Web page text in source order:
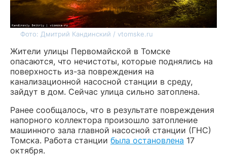
Фото: Дмитрий Кандинский / vtomske.ru
Жители улицы Первомайской в Томске
опасаются, что нечистоты, которые поднялись на
поверхность из-за повреждения на
канализационной насосной станции в среду,
зайдут в дом. Сейчас улица сильно затоплена.
Ранее сообщалось, что в результате повреждения
напорного коллектора произошло затопление
машинного зала главной насосной станции (ГНС)
Томска. Работа станции была остановлена 17
октября.